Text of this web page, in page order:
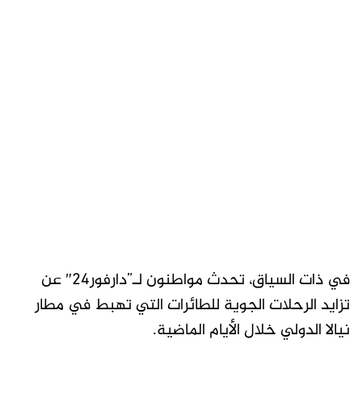
في ذات السياق، تحدث مواطنون لـ”دارفور24″ عن
تزايد الرحلات الجوية للطائرات التي تهبط في مطار
نيالا الدولي خلال الأيام الماضية.